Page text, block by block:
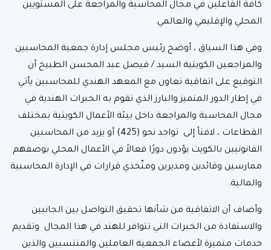
كافة الفاعلين في مجال المحاسبة والمراجعة على المستويين
المحلي والإقليمي والعالمي.
وفي هذا السياق ، أوضح رئيس مجلس إدارة جمعية المحاسبين
والمراجعين الكويتية السيد / فيصل عبد المحسن الطبيخ أن
التوقيع على اتفاقية تعاون مع المعهد الهندي للمحاسبين يأتي
في إطار الدور المتميز والبارز الذي تقوم به الخبرات الهندية في
مجال المحاسبة والمراجعة داخل بيئة الأعمال الكويتية بمختلف
القطاعات ، لافتاً إلى تواجد نحو (425) أو يزيد من المحاسبين
القانونيين بالكويت يؤدون دورًا فعالاً في الأعمال المحلي بوصفهم
ممارسين وقائدين ومديرين ومتّخذي قرارات في الإدارة المحاسبية
والمالية.
وأضاف أن الاتفاقية من شأنها تحقيق التواصل بين الجانبين
والاستفادة من الخبرات التي تتوافر للهند في هذا المجال وتقديم
خدمات متميزة لأعضاء الجمعية العاملين والمنتسبين والذين